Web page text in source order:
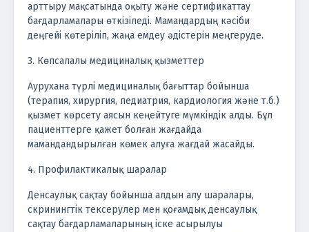
арттыру мақсатында оқыту және сертификаттау
бағдарламалары өткізіледі. Мамандардың кәсіби
деңгейі көтеріліп, жаңа емдеу әдістерін меңгеруде.
3. Көпсалалы медициналық қызметтер
Аурухана түрлі медициналық бағыттар бойынша
(терапия, хирургия, педиатрия, кардиология және т.б.)
қызмет көрсету аясын кеңейтуге мүмкіндік алды. Бұл
пациенттерге қажет болған жағдайда
мамандандырылған көмек алуға жағдай жасайды.
4. Профилактикалық шаралар
Денсаулық сақтау бойынша алдын алу шаралары,
скринингтік тексерулер мен қоғамдық денсаулық
сақтау бағдарламаларының іске асырылуы